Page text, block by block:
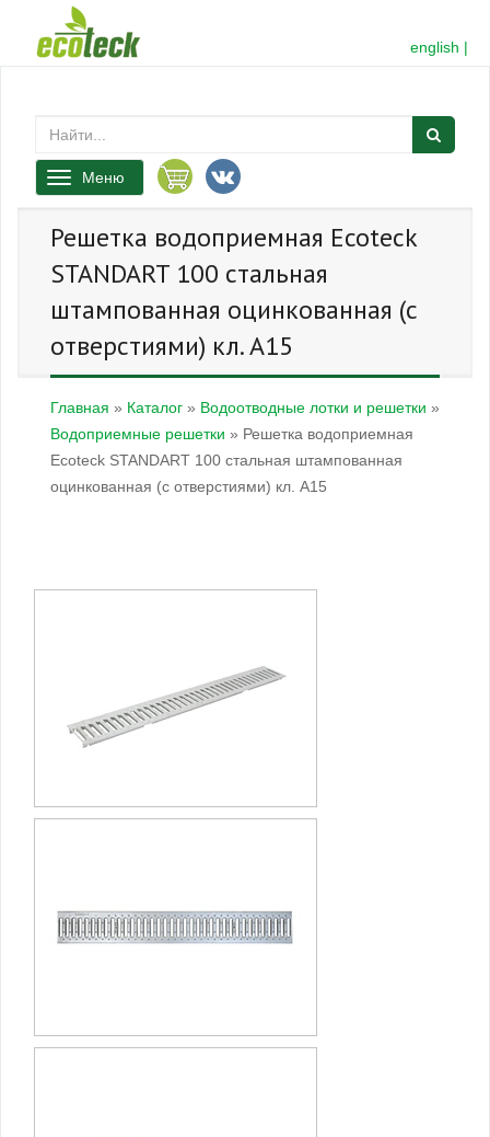
|
english
Меню
Решетка водоприемная Ecoteck
STANDART 100 стальная
штампованная оцинкованная (с
отверстиями) кл. А15
Главная » Каталог » Водоотводные лотки и решетки »
Водоприемные решетки » Решетка водоприемная
Ecoteck STANDART 100 стальная штампованная
оцинкованная (с отверстиями) кл. А15